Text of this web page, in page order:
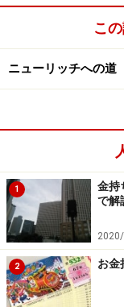
これらを満たす
インターネットの
FXなどのハイレバ
世界のどこにい
身軽で捨ててもい
こ
ニューリッチへの道
1
金持
で解
2 お金